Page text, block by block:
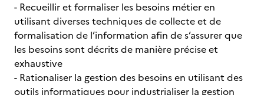
- Recueillir et formaliser les besoins métier en
utilisant diverses techniques de collecte et de
formalisation de l’information afin de s’assurer que
les besoins sont décrits de manière précise et
exhaustive
- Rationaliser la gestion des besoins en utilisant des
outils informatiques pour industrialiser la gestion